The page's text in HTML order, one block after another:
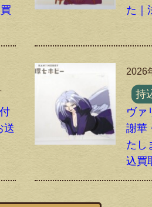
た｜
送
2026
持
ヴァ
謝華
たし
込買